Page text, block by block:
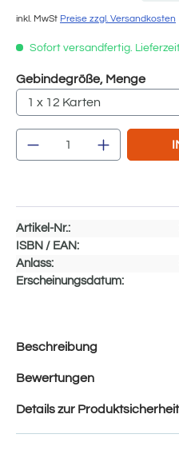
inkl. MwSt Preise zzgl. Versandkosten
Sofort versandfertig.
Gebindegröße, Menge
Produkt Anzahl:
Artikel-Nr.:
ISBN / EAN:
Anlass:
Erscheinungsdatum:
Beschreibung
Bewertungen
Details zur Produktsicherheit